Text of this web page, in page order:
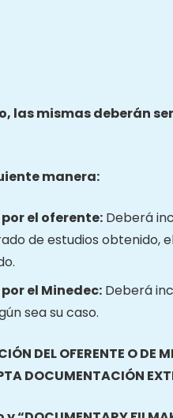
las mismas deberán
manera:
el oferente: Deberá
de estudios obtenido,
el Minedec: Deberá
sea su caso.
DEL OFERENTE O DE
DOCUMENTACIÓN